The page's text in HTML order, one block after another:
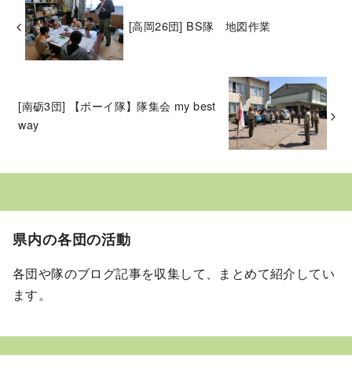
[高岡26団] BS隊 地図作業
[南砺3団] 【ボーイ隊】隊集会 my best
way
県内の各団の活動
各団や隊のブログ記事を収集して、まとめて紹介してい
ます。